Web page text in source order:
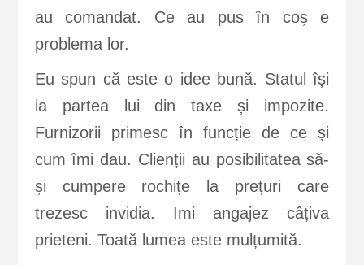
au comandat. Ce au pus în coș e
problema lor.
Eu spun că este o idee bună. Statul își
ia partea lui din taxe și impozite.
Furnizorii primesc în funcție de ce și
cum îmi dau. Clienții au posibilitatea să-
și cumpere rochițe la prețuri care
trezesc invidia. Imi angajez câțiva
prieteni. Toată lumea este mulțumită.